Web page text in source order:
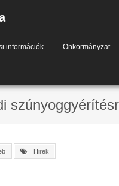
információk Önkormányzat
Hirek